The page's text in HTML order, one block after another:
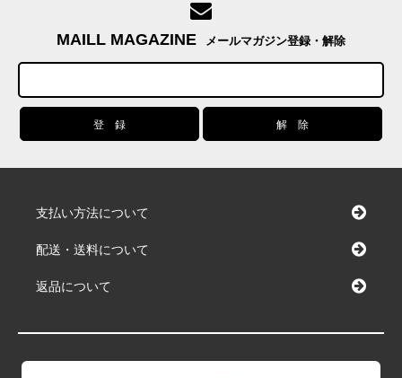
MAILL MAGAZINE メールマガジン登録・解除
支払い方法について
配送・送料について
返品について